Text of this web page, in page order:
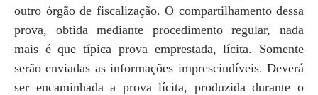
outro órgão de fiscalização. O compartilhamento dessa
prova, obtida mediante procedimento regular, nada
mais é que típica prova emprestada, lícita. Somente
serão enviadas as informações imprescindíveis. Deverá
ser encaminhada a prova lícita, produzida durante o